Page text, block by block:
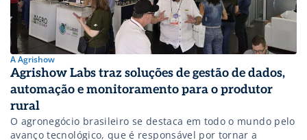
A Agrishow
Agrishow Labs traz soluções de gestão de dados,
automação e monitoramento para o produtor
rural
O agronegócio brasileiro se destaca em todo o mundo pelo
avanço tecnológico, que é responsável por tornar a